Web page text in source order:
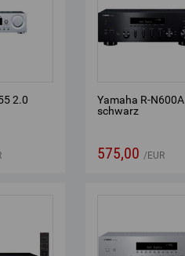
2.0
Yamaha R-N600A
schwarz
575,00 EUR